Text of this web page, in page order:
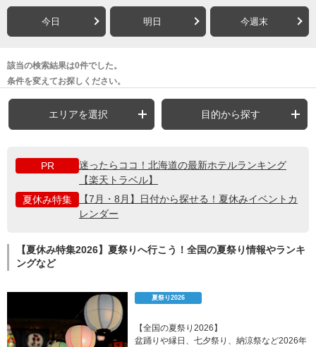
今日 明日 今週末
該当の検索結果は0件でした。
条件を変えてお探しください。
エリアを選択 目的から探す
PR
迷ったらココ！北海道の最新ホテルランキング
【楽天トラベル】
夏休み特集
【7月・8月】日付から探せる！夏休みイベントカ
レンダー
【夏休み特集2026】夏祭りへ行こう！全国の夏祭り情報やランキ
ングなど
夏祭り2026
【全国の夏祭り2026】
盆踊りや縁日、七夕祭り、納涼祭など2026年